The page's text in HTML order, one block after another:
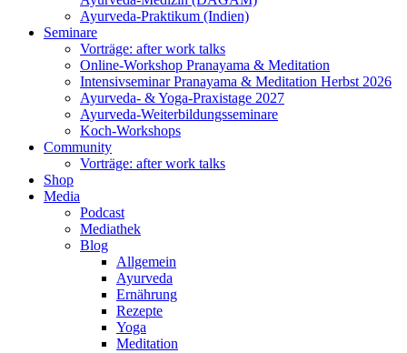
Ayurveda-Praktikum (Indien)
Seminare
Vorträge: after work talks
Online-Workshop Pranayama & Meditation
Intensivseminar Pranayama & Meditation Herbst 2026
Ayurveda- & Yoga-Praxistage 2027
Ayurveda-Weiterbildungsseminare
Koch-Workshops
Community
Vorträge: after work talks
Shop
Media
Podcast
Mediathek
Blog
Allgemein
Ayurveda
Ernährung
Rezepte
Yoga
Meditation